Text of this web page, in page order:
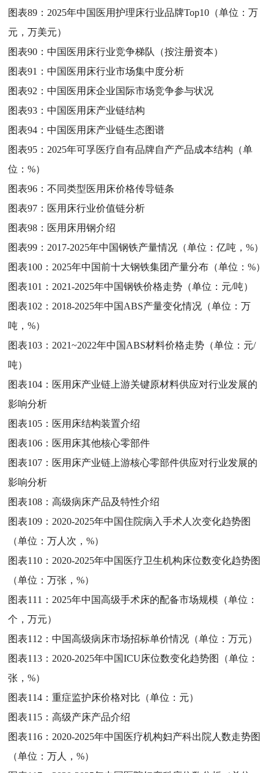
图表89： 2025年中国医用护理床行业品牌Top10（单位：万
元，万美元）
图表90：中国医用床行业竞争梯队（按注册资本）
图表91：中国医用床行业市场集中度分析
图表92：中国医用床企业国际市场竞争参与状况
图表93：中国医用床产业链结构
图表94：中国医用床产业链生态图谱
图表95： 2025年可孚医疗自有品牌自产产品成本结构（单
位：%）
图表96：不同类型医用床价格传导链条
图表97： 医用床行业价值链分析
图表98： 医用床用钢介绍
图表99： 2017-2025年中国钢铁产量情况（单位：亿吨，%）
图表100： 2025年中国前十大钢铁集团产量分布（单位：%）
图表101： 2021-2025年中国钢铁价格走势（单位：元/吨）
图表102： 2018-2025年中国ABS产量变化情况（单位：万
吨，%）
图表103： 2021~2022年中国ABS材料价格走势（单位：元/
吨）
图表104： 医用床产业链上游关键原材料供应对行业发展的
影响分析
图表105： 医用床结构装置介绍
图表106： 医用床其他核心零部件
图表107： 医用床产业链上游核心零部件供应对行业发展的
影响分析
图表108：高级病床产品及特性介绍
图表109： 2020-2025年中国住院病入手术人次变化趋势图
（单位：万人次，%）
图表110： 2020-2025年中国医疗卫生机构床位数变化趋势图
（单位：万张，%）
图表111： 2025年中国高级手术床的配备市场规模（单位：
个，万元）
图表112：中国高级病床市场招标单价情况（单位：万元）
图表113： 2020-2025年中国ICU床位数变化趋势图（单位：
张，%）
图表114：重症监护床价格对比（单位：元）
图表115：高级产床产品介绍
图表116： 2020-2025年中国医疗机构妇产科出院人数走势图
（单位：万人，%）